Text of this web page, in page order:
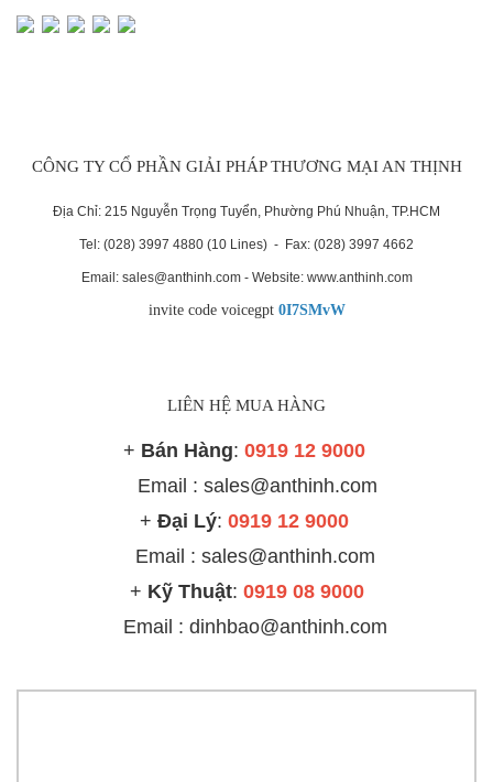
CÔNG TY CỔ PHẦN GIẢI PHÁP THƯƠNG MẠI AN THỊNH
Địa Chỉ: 215 Nguyễn Trọng Tuyển, Phường Phú Nhuận, TP.HCM
Tel: (028) 3997 4880 (10 Lines) - Fax: (028) 3997 4662
Email: sales@anthinh.com - Website: www.anthinh.com
invite code voicegpt 0I7SMvW
LIÊN HỆ MUA HÀNG
+ Bán Hàng: 0919 12 9000
Email : sales@anthinh.com
+ Đại Lý: 0919 12 9000
Email : sales@anthinh.com
+ Kỹ Thuật: 0919 08 9000
Email : dinhbao@anthinh.com